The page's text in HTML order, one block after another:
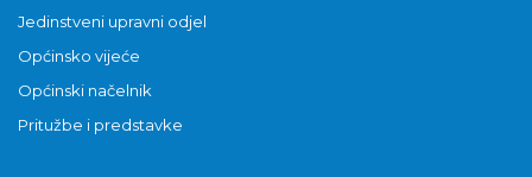
Jedinstveni upravni odjel
Općinsko vijeće
Općinski načelnik
Pritužbe i predstavke